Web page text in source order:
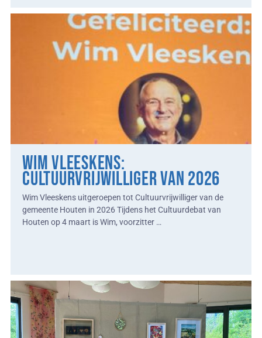
Wim Vleeskens:
Cultuurvrijwilliger van 2026
Wim Vleeskens uitgeroepen tot Cultuurvrijwilliger van de
gemeente Houten in 2026 Tijdens het Cultuurdebat van
Houten op 4 maart is Wim, voorzitter …